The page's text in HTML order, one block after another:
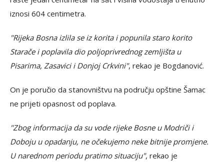
iznosi 604 centimetra.
"Rijeka Bosna izlila se iz korita i popunila staro korito
Starače i poplavila dio poljoprivrednog zemljišta u
Pisarima, Zasavici i Donjoj Crkvini", rekao je Bogdanović.
On je poručio da stanovništvu na području opštine Šamac
ne prijeti opasnost od poplava.
"Zbog informacija da su vode rijeke Bosne u Modriči i
Doboju u opadanju, ne očekujemo neke bitnije promjene.
U narednom periodu pratimo situaciju", rekao je